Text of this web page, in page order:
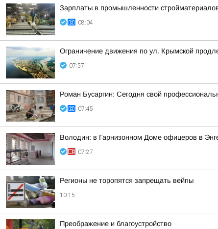
Зарплаты в промышленности
08:04
Ограничение движения по ул. Крымской
07:57
Роман Бусаргин: Сегодня свой
07:45
Володин: в Гарнизонном Доме офицеров в
07:27
Регионы не торопятся запрещать вейпы
10:15
Преображение и благоустройство